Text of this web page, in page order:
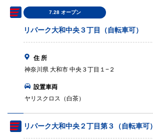
7.28 オープン
リパーク大和中央３丁目（自転車可）
住 所
神奈川県 大和市 中央３丁目１−２
設置車両
ヤリスクロス（白茶）
リパーク大和中央２丁目第３（自転車可）